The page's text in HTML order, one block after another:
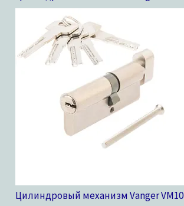
Цилиндровый механизм Vanger VM10